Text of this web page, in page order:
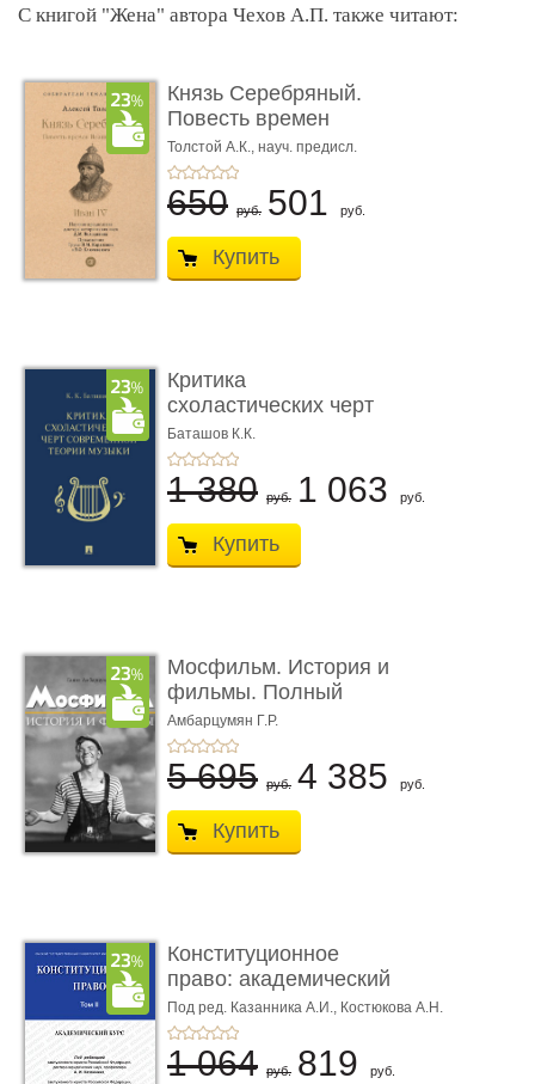
С книгой "Жена" автора Чехов А.П. также читают:
Князь Серебряный.
Повесть времен
Иоанна Грозн� ...
Толстой А.К., науч. предисл.
Володихина Д.М.
650 руб. 501 руб.
Купить
Критика
схоластических черт
современной теор� ...
Баташов К.К.
1 380 руб. 1 063 руб.
Купить
Мосфильм. История и
фильмы. Полный
иллюстриров ...
Амбарцумян Г.Р.
5 695 руб. 4 385 руб.
Купить
Конституционное
право: академический
курс. То� ...
Под ред. Казанника А.И., Костюкова А.Н.
1 064 руб. 819 руб.